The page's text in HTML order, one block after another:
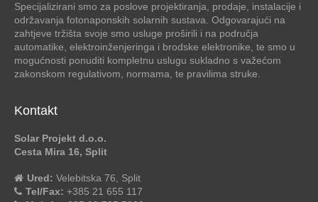
Specijalizirani smo za poslove projektiranja, prodaje, instalacije i
održavanja fotonaponskih solarnih sustava. Odgovarajući na
zahtjeve tržišta svoje smo usluge proširili i na područja
automatike, elektroinženjeringa i brodske elektronike, te smo u
mogućnosti ponuditi kompletnu uslugu sukladno s važećom
zakonskom regulativom, normama, te pravilima struke.
Kontakt
Solar Projekt d.o.o.
Cesta Mira 16, Split
Ured: Velebitska 76, Split
Tel/Fax: +385 21 655 117